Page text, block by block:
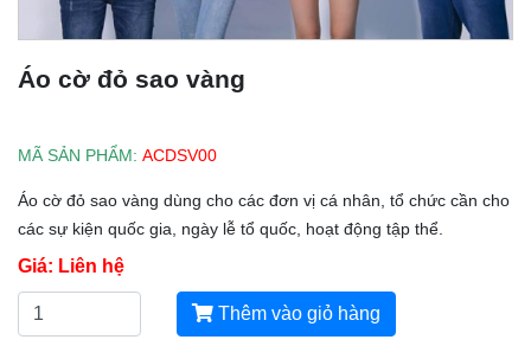
Áo cờ đỏ sao vàng
MÃ SẢN PHẨM: ACDSV00
Áo cờ đỏ sao vàng dùng cho các đơn vị cá nhân, tổ chức cần cho
các sự kiện quốc gia, ngày lễ tổ quốc, hoạt động tập thể.
Giá: Liên hệ
Thêm vào giỏ hàng